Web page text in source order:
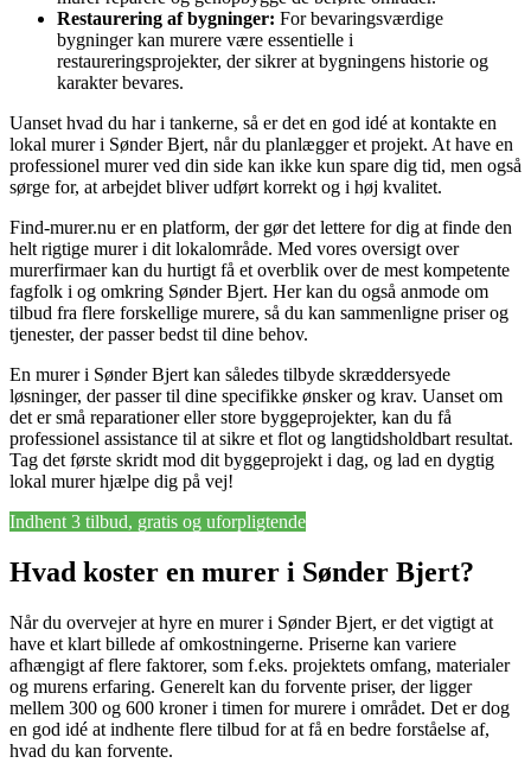
Restaurering af bygninger: For bevaringsværdige
bygninger kan murere være essentielle i
restaureringsprojekter, der sikrer at bygningens historie og
karakter bevares.
Uanset hvad du har i tankerne, så er det en god idé at kontakte en
lokal murer i Sønder Bjert, når du planlægger et projekt. At have en
professionel murer ved din side kan ikke kun spare dig tid, men også
sørge for, at arbejdet bliver udført korrekt og i høj kvalitet.
Find-murer.nu er en platform, der gør det lettere for dig at finde den
helt rigtige murer i dit lokalområde. Med vores oversigt over
murerfirmaer kan du hurtigt få et overblik over de mest kompetente
fagfolk i og omkring Sønder Bjert. Her kan du også anmode om
tilbud fra flere forskellige murere, så du kan sammenligne priser og
tjenester, der passer bedst til dine behov.
En murer i Sønder Bjert kan således tilbyde skræddersyede
løsninger, der passer til dine specifikke ønsker og krav. Uanset om
det er små reparationer eller store byggeprojekter, kan du få
professionel assistance til at sikre et flot og langtidsholdbart resultat.
Tag det første skridt mod dit byggeprojekt i dag, og lad en dygtig
lokal murer hjælpe dig på vej!
Indhent 3 tilbud, gratis og uforpligtende
Hvad koster en murer i Sønder Bjert?
Når du overvejer at hyre en murer i Sønder Bjert, er det vigtigt at
have et klart billede af omkostningerne. Priserne kan variere
afhængigt af flere faktorer, som f.eks. projektets omfang, materialer
og murens erfaring. Generelt kan du forvente priser, der ligger
mellem 300 og 600 kroner i timen for murere i området. Det er dog
en god idé at indhente flere tilbud for at få en bedre forståelse af,
hvad du kan forvente.